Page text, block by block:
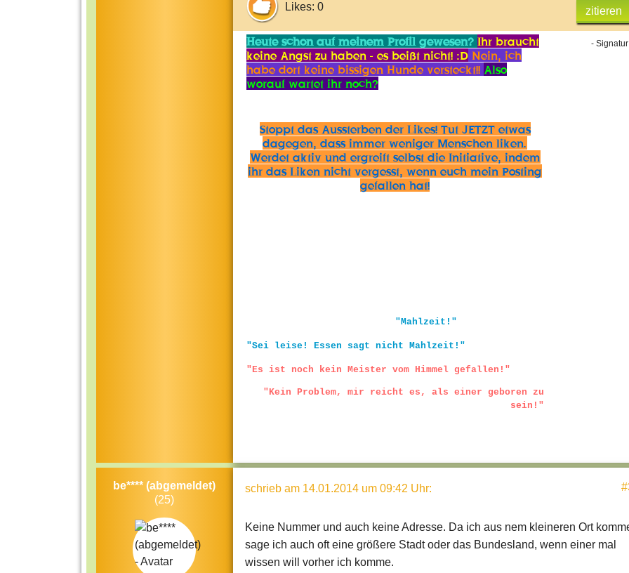
Likes: 0 zitieren
-
Heute schon auf meinem Profil gewesen? Ihr braucht
keine Angst zu haben - es beißt nicht! :DNein, ich
habe dort keine bissigen Hunde versteckt!! Also
worauf wartet ihr noch?
Stoppt das Aussterben der Likes! Tut JETZT etwas
dagegen, dass immer weniger Menschen liken.
Werdet aktiv und ergreift selbst die Initiative, indem
ihr das Liken nicht vergesst, wenn euch mein Posting
gefallen hat!
"Mahlzeit!"
"Sei leise! Essen sagt nicht Mahlzeit!"
"Es ist noch kein Meister vom Himmel gefallen!"
"Kein Problem, mir reicht es, als einer geboren zu
sein!"
be**** (abgemeldet)
(25)
schrieb am 14.01.2014 um 09:42 Uhr:
Keine Nummer und auch keine Adresse. Da ich aus nem kleineren Ort
sage ich auch oft eine größere Stadt oder das Bundesland, wenn einer mal
wissen will vorher ich komme.